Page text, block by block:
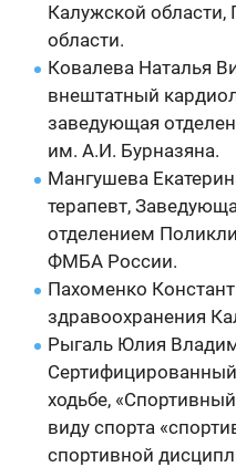
Калужской
области.
Ковалева Наталья
внештатный
заведующая
им. А.И. Бурназяна.
Мангушева
терапевт,
отделением
ФМБА России.
Пахоменко
здравоохранения
Рыгаль Юлия
ходьбе,
виду спорта
спортивной